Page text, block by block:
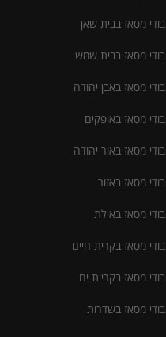
בודי מסאז בבית שאן
בודי מסאז בבית שמש
בודי מסאז באבן יהודה
בודי מסאז באופקים
בודי מסאז באור יהודה
בודי מסאז באזור
בודי מסאז באילת
בודי מסאז בקרית חיים
בודי מסאז בקריית ים
בודי מסאז בשדרות